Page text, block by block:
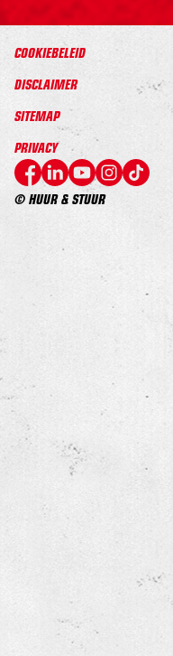
© HUUR & STUUR
COOKIEBELEID
DISCLAIMER
SITEMAP
PRIVACY